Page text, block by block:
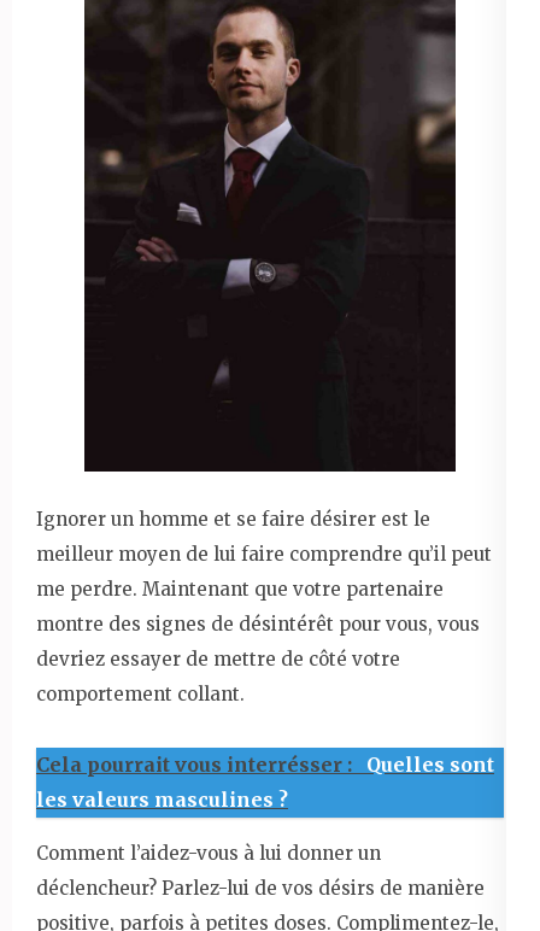
Ignorer un homme et se faire désirer est le
meilleur moyen de lui faire comprendre qu’il peut
me perdre. Maintenant que votre partenaire
montre des signes de désintérêt pour vous, vous
devriez essayer de mettre de côté votre
comportement collant.
Cela pourrait vous interrésser :
Quelles sont
les valeurs masculines ?
Comment l’aidez-vous à lui donner un
déclencheur? Parlez-lui de vos désirs de manière
positive, parfois à petites doses. Complimentez-le,